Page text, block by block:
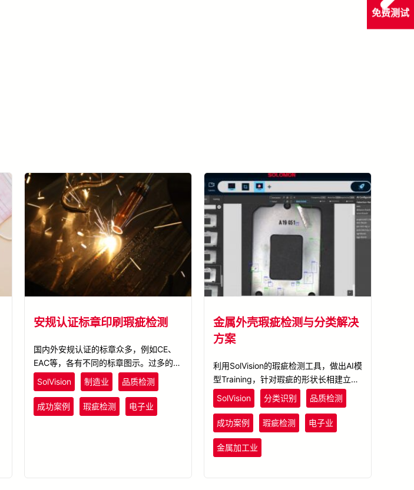
安规认证标章印刷瑕疵检测
国内外安规认证的标章众多，例如CE、
EAC等，各有不同的标章图示。过多的版
面信息在大量印刷过程中不易检出多印或
漏印的情形，可能影响商品的贩卖及使
用。应用SolVision AI影像工具，训练AI
模型。训练完成的AI模型即会自动检出并
SolVision 制造业 品质检测
成功案例 瑕疵检测 电子业
金属外壳瑕疵检测与分类解决
方案
利用SolVision的瑕疵检测工具，做出AI模
型Training，针对瑕疵的形状长相建立瑕
疵缺陷数据库，将复杂的缺陷人工检测转
化成精准度高且规律的检测系统，以深度
学习辨识异常并忽略可接受的微小缺陷，
有效提升检测精准度及速率，兼顾产品严
格的质量要求。
SolVision 分类识别 品质检测
成功案例 瑕疵检测 电子业
金属加工业
免费测试